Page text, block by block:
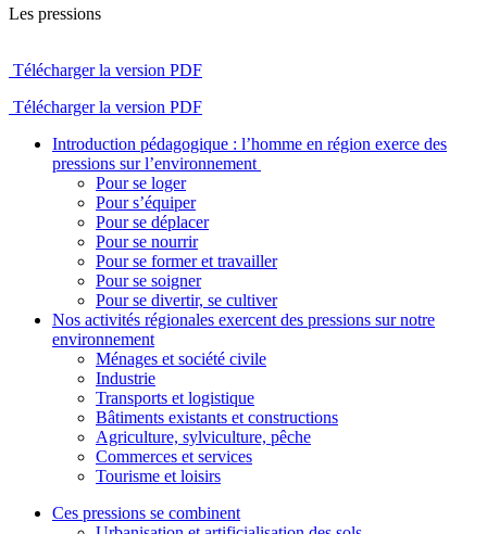
Les pressions
Télécharger la version PDF
Télécharger la version PDF
Introduction pédagogique : l’homme en région exerce des
pressions sur l’environnement
Pour se loger
Pour s’équiper
Pour se déplacer
Pour se nourrir
Pour se former et travailler
Pour se soigner
Pour se divertir, se cultiver
Nos activités régionales exercent des pressions sur notre
environnement
Ménages et société civile
Industrie
Transports et logistique
Bâtiments existants et constructions
Agriculture, sylviculture, pêche
Commerces et services
Tourisme et loisirs
Ces pressions se combinent